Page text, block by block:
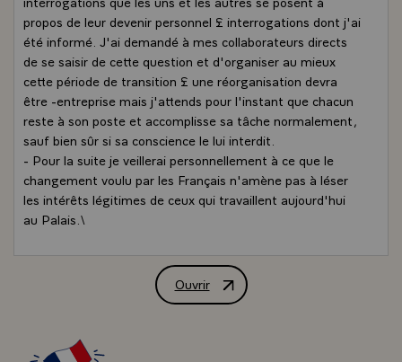
propos de leur devenir personnel £ interrogations dont j'ai
été informé. J'ai demandé à mes collaborateurs directs
de se saisir de cette question et d'organiser au mieux
cette période de transition £ une réorganisation devra
être -entreprise mais j'attends pour l'instant que chacun
reste à son poste et accomplisse sa tâche normalement,
sauf bien sûr si sa conscience le lui interdit.
- Pour la suite je veillerai personnellement à ce que le
changement voulu par les Français n'amène pas à léser
les intérêts légitimes de ceux qui travaillent aujourd'hui
au Palais.\
Ouvrir
Message de M. François Mitterrand,